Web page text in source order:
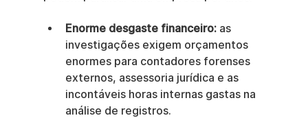
Enorme desgaste financeiro: as
investigações exigem orçamentos
enormes para contadores forenses
externos, assessoria jurídica e as
incontáveis horas internas gastas na
análise de registros.